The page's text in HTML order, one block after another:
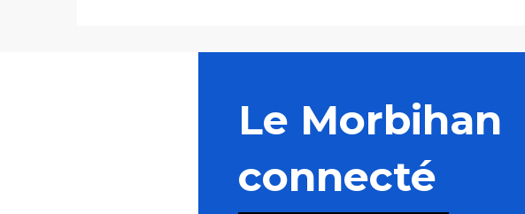
Le Morbihan
connecté